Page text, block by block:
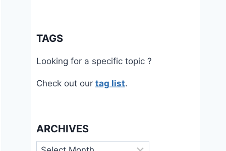
TAGS
Looking for a specific topic ?
Check out our tag list.
ARCHIVES
Archives